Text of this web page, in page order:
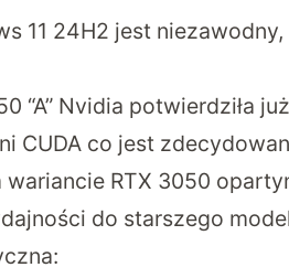
11 24H2 jest
“A” Nvidia potwierdziła
CUDA co jest
RTX 3050
do starszego